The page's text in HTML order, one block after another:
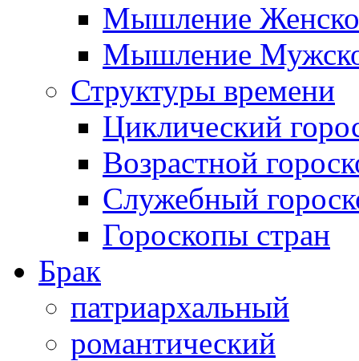
Мышление
Мышление
Структуры времени
Циклический
Возрастной
Служебный
Гороскопы стран
Брак
патриархальный
романтический